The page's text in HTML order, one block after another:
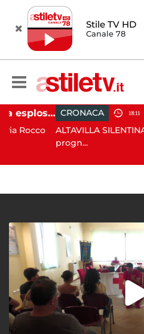
Stile TV HD
Canale 78
Salerno, colpi di pistola esplosi a Pastena: paura tra i residenti CRONACA 18:11
ALTAVILLA SILENTINA.
progn...